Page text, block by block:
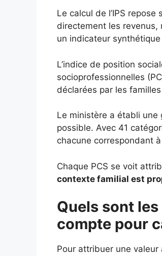
Le calcul de l’IPS
directement les revenus,
un indicateur
L’indice de position
socioprofessionnelles
déclarées par les
Le ministère a établi une
possible. Avec 41
chacune correspondant
Chaque PCS se voit
contexte familial est
Quels sont
compte pour
Pour attribuer une valeur